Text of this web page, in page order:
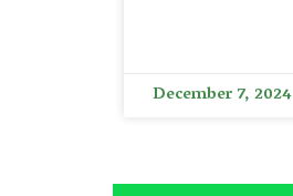
December 7, 2024